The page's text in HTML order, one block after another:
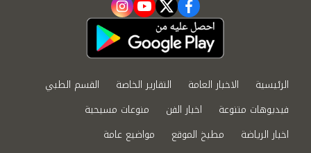
facebook
twitter
youtube
instagram
الرئيسية الاخبار العامة التقارير الخاصة
القسم الطبي
فيديوهات متنوعة
اخبار الفن
منوعات مسيحية
اخبار الرياضة
مطبخ الموقع
مواضيع عامة